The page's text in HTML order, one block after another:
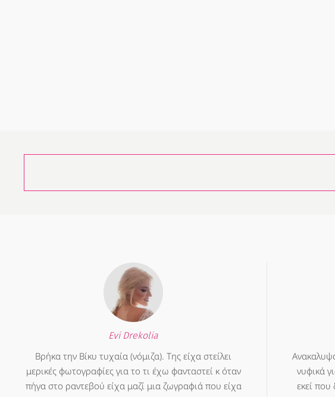
Evi Drekolia
Βρήκα την Βίκυ τυχαία (νόμιζα). Της είχα στείλει
μερικές φωτογραφίες για το τι έχω φανταστεί κ όταν
πήγα στο ραντεβού είχα μαζί μια ζωγραφιά που είχα
νυφικά
εκεί που